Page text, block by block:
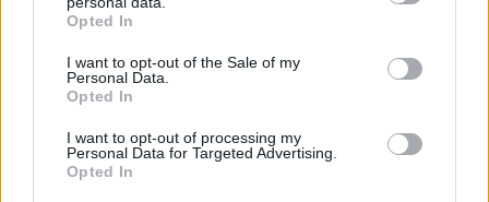
grant or deny consent to Google and its third-party tags to
use your data for below specified purposes in below Google
consent section.
Opted In
I want to opt-out of the Sale of my
Personal Data.
Opted In
I want to opt-out of processing my
Personal Data for Targeted Advertising.
Opted In
Απαγόρευση κυκλοφορίας σε δασικές περιοχές της
Χαλκιδικής λόγω υψηλού κινδύνου εκδήλωσης
πυρκαγιάς
Τα σνακ που προστατεύουν την καρδιά – 30 γρ. την
ημέρα αρκούν
πριν μία ώρα